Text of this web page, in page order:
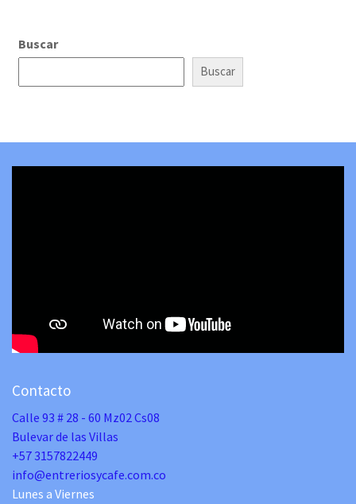
Buscar
Buscar
Contacto
Calle 93 # 28 - 60 Mz02 Cs08
Bulevar de las Villas
+57 3157822449
info@entreriosycafe.com.co
Lunes a Viernes